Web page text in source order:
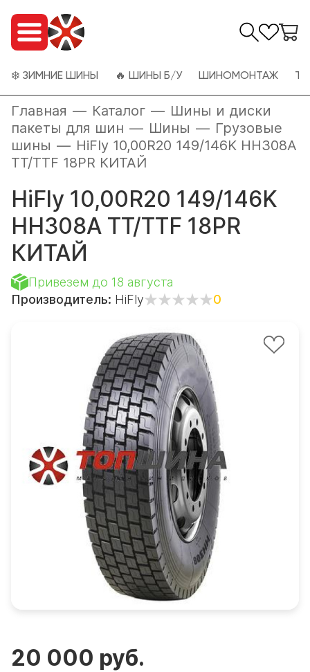
❄️ ЗИМНИЕ ШИНЫ 🔥 ШИНЫ Б/У ШИНОМОНТАЖ
Главная — Каталог — Шины и диски
пакеты для шин — Шины — Грузовые
шины — HiFly 10,00R20 149/146K HH308A
TT/TTF 18PR КИТАЙ
HiFly 10,00R20 149/146K
HH308A TT/TTF 18PR
КИТАЙ
Привезем до 18 августа
Производитель: HiFly 0
20 000 руб.